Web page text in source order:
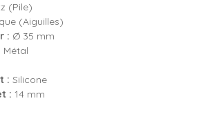
(Pile)
(Aiguilles)
: Ø 35 mm
Métal
: Silicone
: 14 mm